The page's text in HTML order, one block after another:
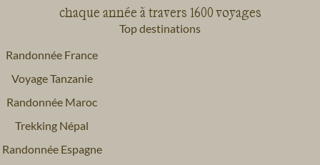
chaque année à travers 1600 voyages
Top destinations
Randonnée France
Voyage Tanzanie
Randonnée Maroc
Trekking Népal
Randonnée Espagne